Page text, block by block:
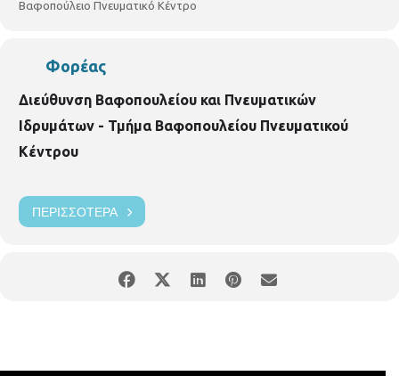
Βαφοπούλειο Πνευματικό Κέντρο
Φορέας
Διεύθυνση Βαφοπουλείου και Πνευματικών
Ιδρυμάτων - Τμήμα Βαφοπουλείου Πνευματικού
Κέντρου
ΠΕΡΙΣΣΌΤΕΡΑ